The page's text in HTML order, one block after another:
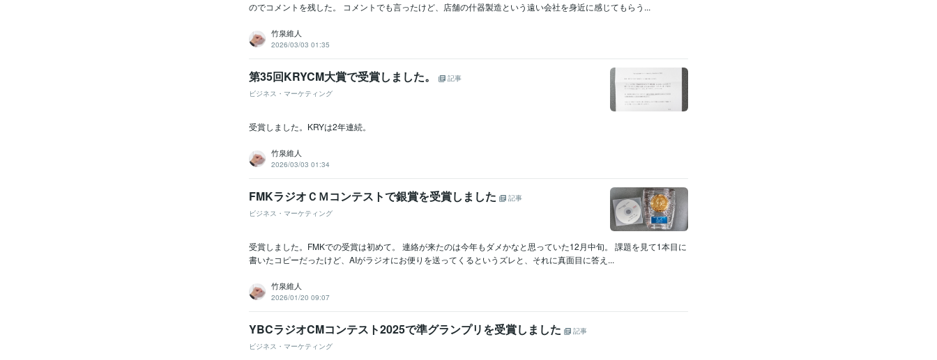
のでコメントを残した。 コメントでも言ったけど、店舗の什器製造という遠い会社を身近に感じてもらう...
竹泉維人
2026/03/03 01:35
第35回KRYCM大賞で受賞しました。
記事
ビジネス・マーケティング
受賞しました。KRYは2年連続。
竹泉維人
2026/03/03 01:34
FMKラジオＣＭコンテストで銀賞を受賞しました
記事
ビジネス・マーケティング
受賞しました。FMKでの受賞は初めて。 連絡が来たのは今年もダメかなと思っていた12月中旬。 課題を見て1本目に
書いたコピーだったけど、AIがラジオにお便りを送ってくるというズレと、それに真面目に答え...
竹泉維人
2026/01/20 09:07
YBCラジオCMコンテスト2025で準グランプリを受賞しました
記事
ビジネス・マーケティング